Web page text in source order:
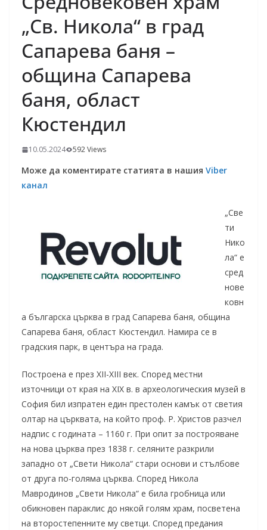
„Св. Никола“ в град
Сапарева баня –
община Сапарева
баня, област
Кюстендил
10.05.2024 592 Views
Може да коментирате статията в нашия Viber
канал
„Све
ти
Нико
ла“ е
сред
нове
ковн
а българска църква в град Сапарева баня, община
Сапарева баня, област Кюстендил. Намира се в
градския парк, в центъра на града.
Построена е през XII-XIII век. Според местни
източници от края на XIX в. в археологическия музей в
София бил изпратен един престолен камък от светия
олтар на църквата, на който проф. Р. Христов разчел
надпис с годината – 1160 г. При опит за построяване
на нова църква през 1838 г. селяните разкрили
западно от „Свети Никола“ стари основи и стълбове
от друга по-голяма църква. Според Никола
Мавродинов „Свети Никола“ е била гробница или
обикновен параклис до някой голям храм, посветена
на второстепенните му светци. Според предания